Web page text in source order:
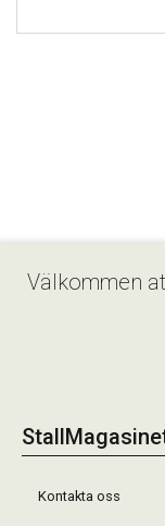
Välkommen
Kontakta oss